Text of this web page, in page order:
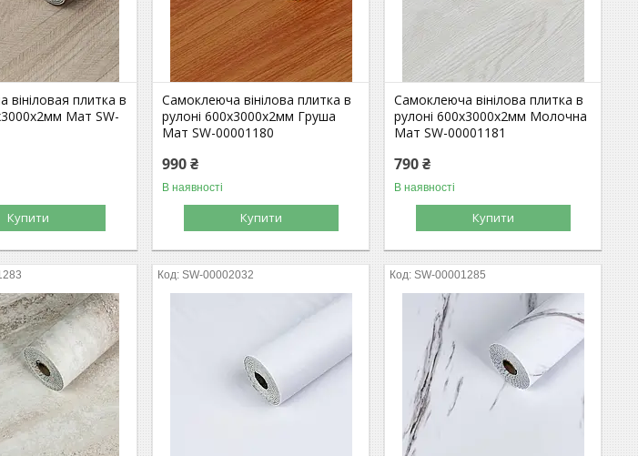
вініловая плитка в
Мат SW-
Купити
Самоклеюча вінілова плитка в
рулоні 600х3000х2мм Груша
Мат SW-00001180
990 ₴
В наявності
Купити
Самоклеюча вінілова плитка в
рулоні 600х3000х2мм Молочна
Мат SW-00001181
790 ₴
В наявності
Купити
SW-00002032 SW-00001285